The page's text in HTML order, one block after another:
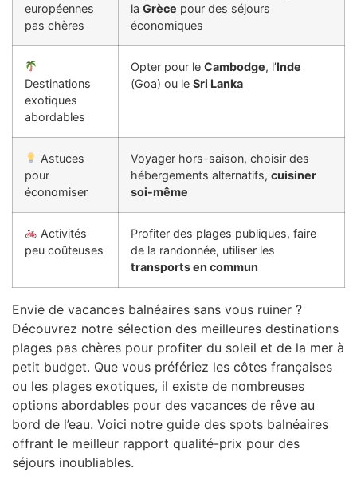
européennes
pas chères
la Grèce pour des séjours
économiques
Destinations
exotiques
abordables
Opter pour le Cambodge, l’Inde
(Goa) ou le Sri Lanka
Astuces
pour
économiser
Voyager hors-saison, choisir des
hébergements alternatifs, cuisiner
soi-même
Activités
peu coûteuses
Profiter des plages publiques, faire
de la randonnée, utiliser les
transports en commun
Envie de vacances balnéaires sans vous ruiner ?
Découvrez notre sélection des meilleures destinations
plages pas chères pour profiter du soleil et de la mer à
petit budget. Que vous préfériez les côtes françaises
ou les plages exotiques, il existe de nombreuses
options abordables pour des vacances de rêve au
bord de l’eau. Voici notre guide des spots balnéaires
offrant le meilleur rapport qualité-prix pour des
séjours inoubliables.